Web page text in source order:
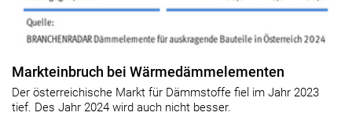
Markteinbruch bei Wärmedämmelementen
Der österreichische Markt für Dämmstoffe fiel im Jahr 2023
tief. Des Jahr 2024 wird auch nicht besser.